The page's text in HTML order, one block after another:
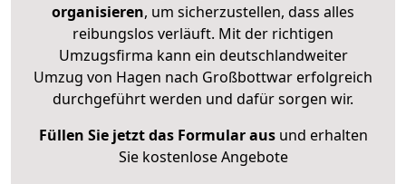
organisieren, um sicherzustellen, dass alles
reibungslos verläuft. Mit der richtigen
Umzugsfirma kann ein deutschlandweiter
Umzug von Hagen nach Großbottwar erfolgreich
durchgeführt werden und dafür sorgen wir.
Füllen Sie jetzt das Formular ausund erhalten
Sie kostenlose Angebote